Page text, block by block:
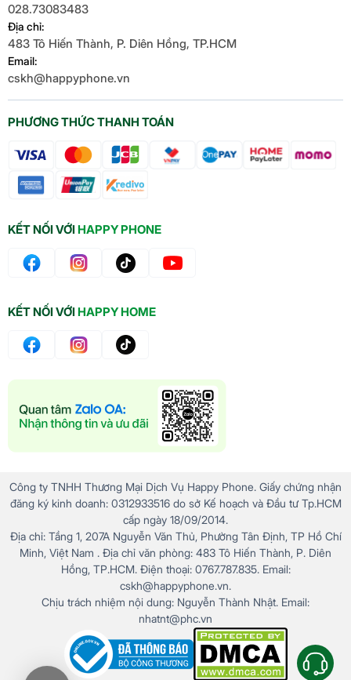
PHƯƠNG THỨC THANH TOÁN
KẾT NỐI VỚIHAPPY PHONE
028.73083483
Địa chỉ:
483 Tô Hiến Thành, P. Diên Hồng, TP.HCM
Email:
cskh@happyphone.vn
KẾT NỐI VỚIHAPPY HOME
Công ty TNHH Thương Mại Dịch Vụ Happy Phone. Giấy chứng nhận
đăng ký kinh doanh: 0312933516 do sở Kế hoạch và Đầu tư Tp.HCM
cấp ngày 18/09/2014.
Địa chỉ: Tầng 1, 207A Nguyễn Văn Thủ, Phường Tân Định, TP Hồ Chí
Minh, Việt Nam . Địa chỉ văn phòng: 483 Tô Hiến Thành, P. Diên
Hồng, TP.HCM. Điện thoại: 0767.787.835. Email:
cskh@happyphone.vn.
Chịu trách nhiệm nội dung: Nguyễn Thành Nhật. Email:
nhatnt@phc.vn